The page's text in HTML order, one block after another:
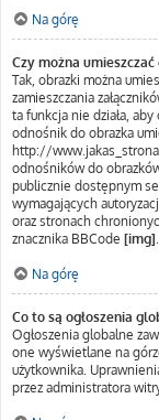
Na górę
Czy można
Tak, obrazki można
zamieszczania
ta funkcja nie działa,
odnośnik do obrazka
http://
odnośników do
publicznie dostępnym
wymagających
oraz stronach
znacznika BBCode [img].
Na górę
Co to są ogłoszenia
Ogłoszenia globalne
one wyświetlane na
użytkownika.
przez administratora